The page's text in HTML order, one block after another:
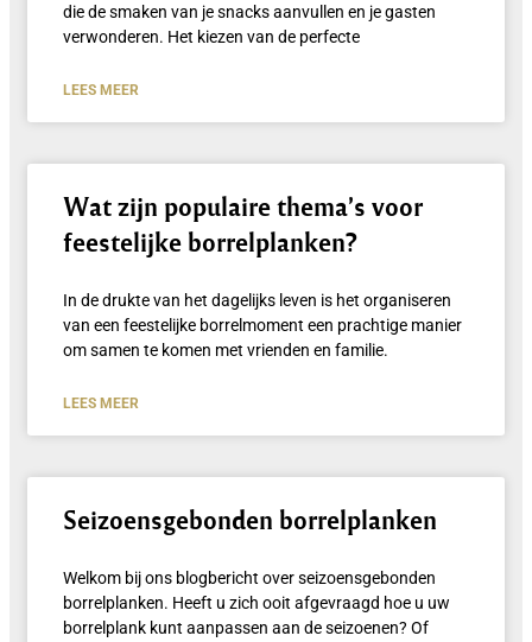
die de smaken van je snacks aanvullen en je gasten
verwonderen. Het kiezen van de perfecte
LEES MEER
Wat zijn populaire thema’s voor
feestelijke borrelplanken?
In de drukte van het dagelijks leven is het organiseren
van een feestelijke borrelmoment een prachtige manier
om samen te komen met vrienden en familie.
LEES MEER
Seizoensgebonden borrelplanken
Welkom bij ons blogbericht over seizoensgebonden
borrelplanken. Heeft u zich ooit afgevraagd hoe u uw
borrelplank kunt aanpassen aan de seizoenen? Of